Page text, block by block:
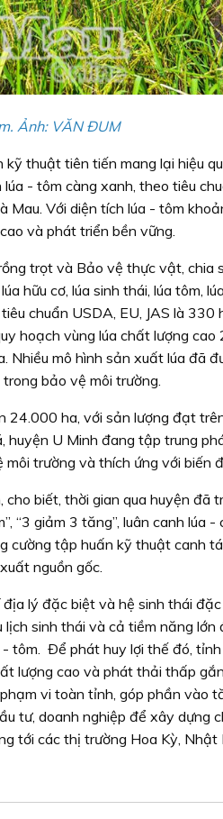
Ảnh: VĂN ÐUM
thuật tiên tiến mang lại hiệu
- tôm càng xanh, theo tiêu
Mau. Với diện tích lúa - tôm
và phát triển bền vững.
trọt và Bảo vệ thực vật, chia
hữu cơ, lúa sinh thái, lúa tôm,
chuẩn USDA, EU, JAS là 330
hoạch vùng lúa chất lượng cao
mô hình sản xuất lúa đã
bảo vệ môi trường.
24.000 ha, với sản lượng đạt
huyện U Minh đang tập trung
trường và thích ứng với biến
biết, thời gian qua huyện đã
“3 giảm 3 tăng”, luân canh lúa -
cường tập huấn kỹ thuật canh
nguồn gốc.
lý đặc biệt và hệ sinh thái
sinh thái và cả tiềm năng lớn
tôm. Ðể phát huy lợi thế đó,
lượng cao và phát thải thấp
vi toàn tỉnh, góp phần vào
tư, doanh nghiệp để xây dựng
tới các thị trường Hoa Kỳ, Nhật